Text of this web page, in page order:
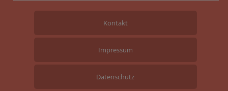
Kontakt
Impressum
Datenschutz